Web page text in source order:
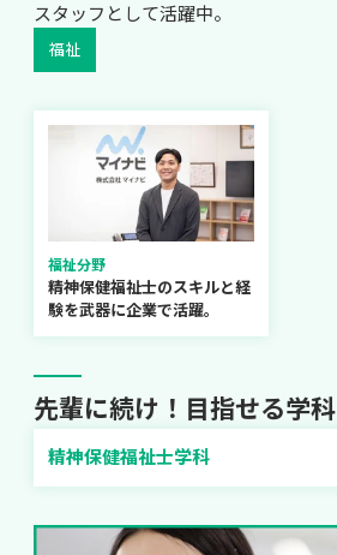
スタッフとして活躍中。
福祉
福祉分野
精神保健福祉士のスキルと経
験を武器に企業で活躍。
先輩に続け！目指せる学科
精神保健福祉士学科